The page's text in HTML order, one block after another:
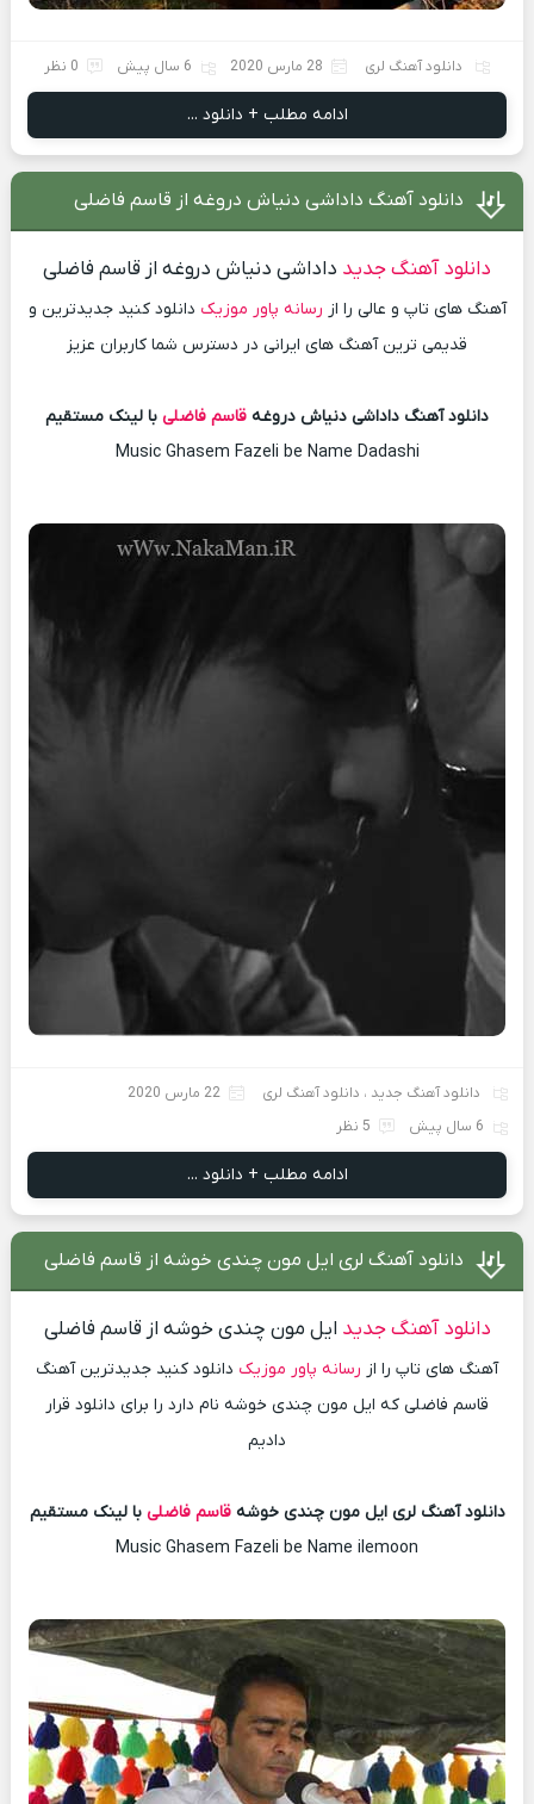
دانلود آهنگ لری 28 مارس 2020 6 سال پیش 0 نظر
ادامه مطلب + دانلود ...
دانلود آهنگ داداشی دنیاش دروغه از قاسم فاضلی
دانلود آهنگ جدید داداشی دنیاش دروغه از قاسم فاضلی
آهنگ های تاپ و عالی را از رسانه پاور موزیک دانلود کنید جدیدترین و
قدیمی ترین آهنگ های ایرانی در دسترس شما کاربران عزیز
دانلود آهنگ داداشی دنیاش دروغه قاسم فاضلی با لینک مستقیم
Music Ghasem Fazeli be Name Dadashi
دانلود آهنگ جدید ، دانلود آهنگ لری
22 مارس 2020
6 سال پیش
5 نظر
ادامه مطلب + دانلود ...
دانلود آهنگ لری ایل مون چندی خوشه از قاسم فاضلی
دانلود آهنگ جدید ایل مون چندی خوشه از قاسم فاضلی
آهنگ های تاپ را از رسانه پاور موزیک دانلود کنید جدیدترین آهنگ
قاسم فاضلی که ایل مون چندی خوشه نام دارد را برای دانلود قرار
دادیم
دانلود آهنگ لری ایل مون چندی خوشهقاسم فاضلی با لینک مستقیم
Music Ghasem Fazeli be Name ilemoon